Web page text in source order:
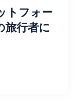
トフォー
旅行者に